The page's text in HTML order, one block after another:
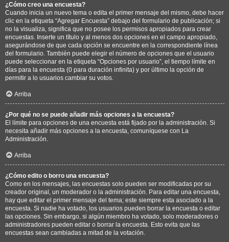
¿Cómo creo una encuesta?
Cuando inicia un nuevo tema o edita el primer mensaje del mismo, debe hacer
clic en la etiqueta “Agregar Encuesta” debajo del formulario de publicación; si
no la visualiza, significa que no posee los permisos apropiados para crear
encuestas. Inserte un título y al menos dos opciones en el campo apropiado,
asegurándose de que cada opción se encuentre en la correspondiente línea
del formulario. También puede elegir el número de opciones que el usuario
puede seleccionar en la etiqueta “Opciones por usuario”, el tiempo límite en
días para la encuesta (0 para duración infinita) y por último la opción de
permitir a lo usuarios cambiar su votos.
Arriba
¿Por qué no se puede añadir más opciones a la encuesta?
El límite para opciones de una encuesta está fijado por la administración. Si
necesita añadir más opciones a la encuesta, comuníquese con La
Administración.
Arriba
¿Cómo edito o borro una encuesta?
Como en los mensajes, las encuestas solo pueden ser modificadas por su
creador original, un moderador o la administración. Para editar una encuesta,
hay que editar el primer mensaje del tema; este siempre esta asociado a la
encuesta. Si nadie ha votado, los usuarios pueden borrar la encuesta o editar
las opciones. Sin embargo, si algún miembro ha votado, solo moderadores o
administradores pueden editar o borrar la encuesta. Esto evita que las
encuestas sean cambiadas a mitad de la votación.